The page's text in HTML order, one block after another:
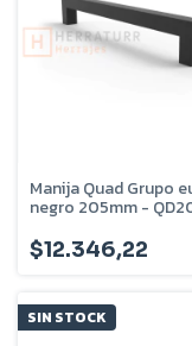
Manija Quad Grupo
negro 205mm -
$12.346,22
SIN STOCK